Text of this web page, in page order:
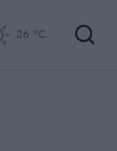
26 °C